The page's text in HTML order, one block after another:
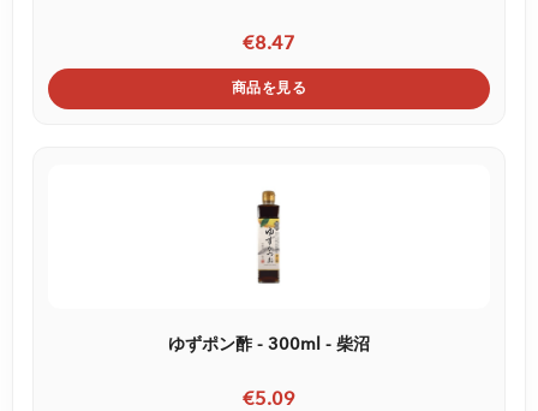
€8.47
商品を見る
ゆずポン酢 - 300ml - 柴沼
€5.09